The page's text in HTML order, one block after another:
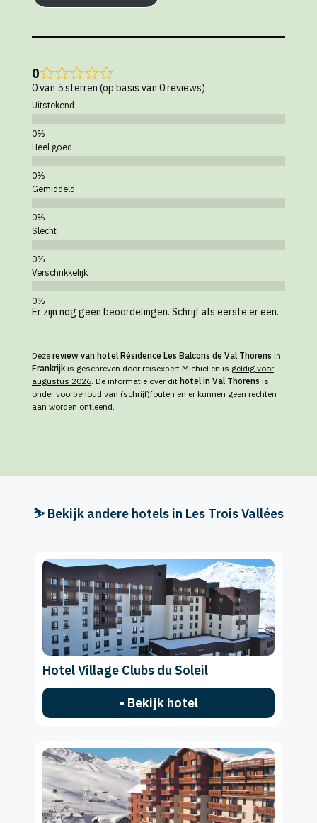
0
0 van 5 sterren (op basis van 0 reviews)
Uitstekend
Heel goed
Gemiddeld
Slecht
Verschrikkelijk
Er zijn nog geen beoordelingen. Schrijf als eerste er een.
Deze review van hotel Résidence Les Balcons de Val Thorens in
Frankrijk is geschreven door reisexpert Michiel en is geldig voor
augustus 2026. De informatie over dit hotel in Val Thorens is
onder voorbehoud van (schrijf)fouten en er kunnen geen rechten
aan worden ontleend.
⛷️ Bekijk andere hotels in Les Trois Vallées
Hotel Village Clubs du Soleil
• Bekijk hotel